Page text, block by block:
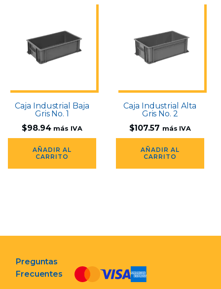
Caja Industrial Baja
Gris No. 1
$98.94 más IVA
AÑADIR AL
CARRITO
Caja Industrial Alta
Gris No. 2
$107.57 más IVA
AÑADIR AL
CARRITO
Preguntas
Frecuentes